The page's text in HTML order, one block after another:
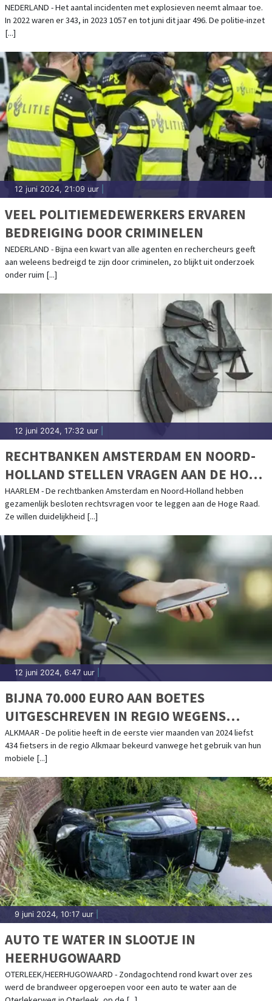
NEDERLAND - Het aantal incidenten met explosieven neemt almaar toe.
In 2022 waren er 343, in 2023 1057 en tot juni dit jaar 496. De politie-inzet
[...]
12 juni 2024, 21:09 uur
VEEL POLITIEMEDEWERKERS ERVAREN
BEDREIGING DOOR CRIMINELEN
NEDERLAND - Bijna een kwart van alle agenten en rechercheurs geeft
aan weleens bedreigd te zijn door criminelen, zo blijkt uit onderzoek
onder ruim [...]
12 juni 2024, 17:32 uur
RECHTBANKEN AMSTERDAM EN NOORD-
HOLLAND STELLEN VRAGEN AAN DE HOGE
RAAD OVER ONLINE GOKKEN
HAARLEM - De rechtbanken Amsterdam en Noord-Holland hebben
gezamenlijk besloten rechtsvragen voor te leggen aan de Hoge Raad.
Ze willen duidelijkheid [...]
12 juni 2024, 6:47 uur
BIJNA 70.000 EURO AAN BOETES
UITGESCHREVEN IN REGIO WEGENS
BELLEN OF APPEN OP DE FIETS
ALKMAAR - De politie heeft in de eerste vier maanden van 2024 liefst
434 fietsers in de regio Alkmaar bekeurd vanwege het gebruik van hun
mobiele [...]
9 juni 2024, 10:17 uur
AUTO TE WATER IN SLOOTJE IN
HEERHUGOWAARD
OTERLEEK/HEERHUGOWAARD - Zondagochtend rond kwart over zes
werd de brandweer opgeroepen voor een auto te water aan de